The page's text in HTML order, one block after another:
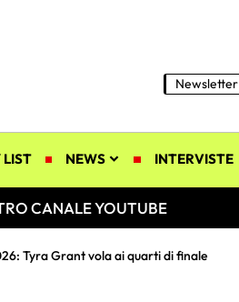
Newsletter
LIST NEWS INTERVISTE
CANALE YOUTUBE
Tyra Grant vola ai quarti di finale